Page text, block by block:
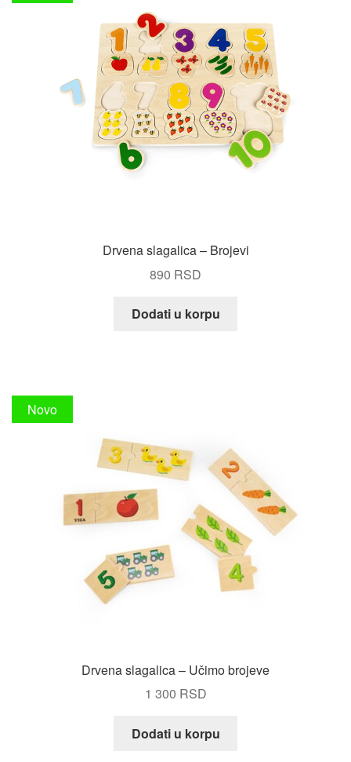
Drvena slagalica – Brojevi
890 RSD
Dodati u korpu
Novo
Drvena slagalica – Učimo brojeve
1 300 RSD
Dodati u korpu